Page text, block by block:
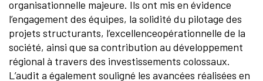
organisationnelle majeure. Ils ont mis en évidence
l’engagement des équipes, la solidité du pilotage des
projets structurants, l’excellenceopérationnelle de la
société, ainsi que sa contribution au développement
régional à travers des investissements colossaux.
L’audit a également souligné les avancées réalisées en